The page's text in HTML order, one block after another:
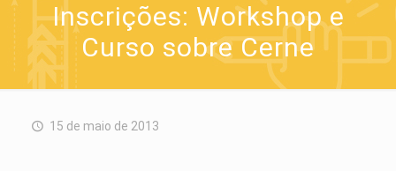
Inscrições: Workshop e
Curso sobre Cerne
15 de maio de 2013